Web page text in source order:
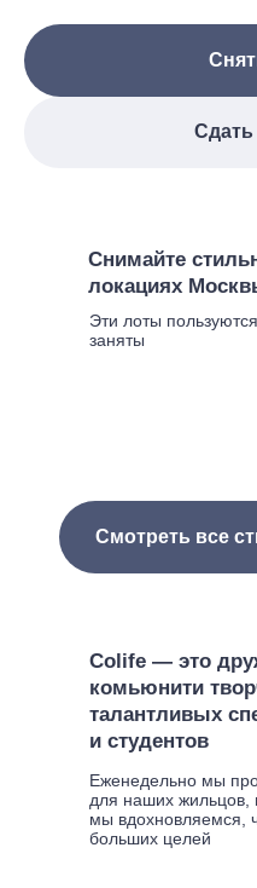
Сдать
Эти лоты
заняты
Снимайте
локациях
Смотреть все
Colife — это
комьюнити
талантливых
и студентов
Еженедельно мы
для наших жильцов,
мы вдохновляемся,
больших целей